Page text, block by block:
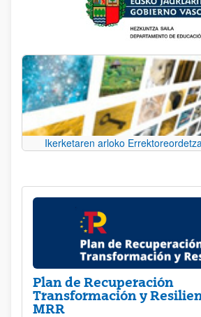
Ikerketaren arloko
Plan de Recuperación
Transformación y
MRR